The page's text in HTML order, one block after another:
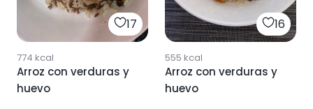
17
774 kcal
Arroz con verduras y
huevo
16
555 kcal
Arroz con verduras y
huevo